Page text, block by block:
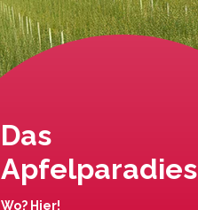
Das
Apfelparadies
Wo? Hier!